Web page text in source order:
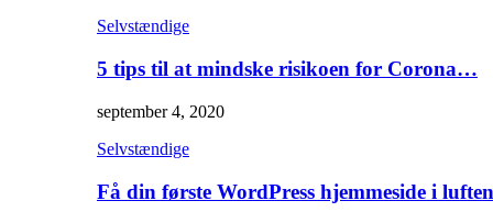
Selvstændige
5 tips til at mindske risikoen for Corona…
september 4, 2020
Selvstændige
Få din første WordPress hjemmeside i luften